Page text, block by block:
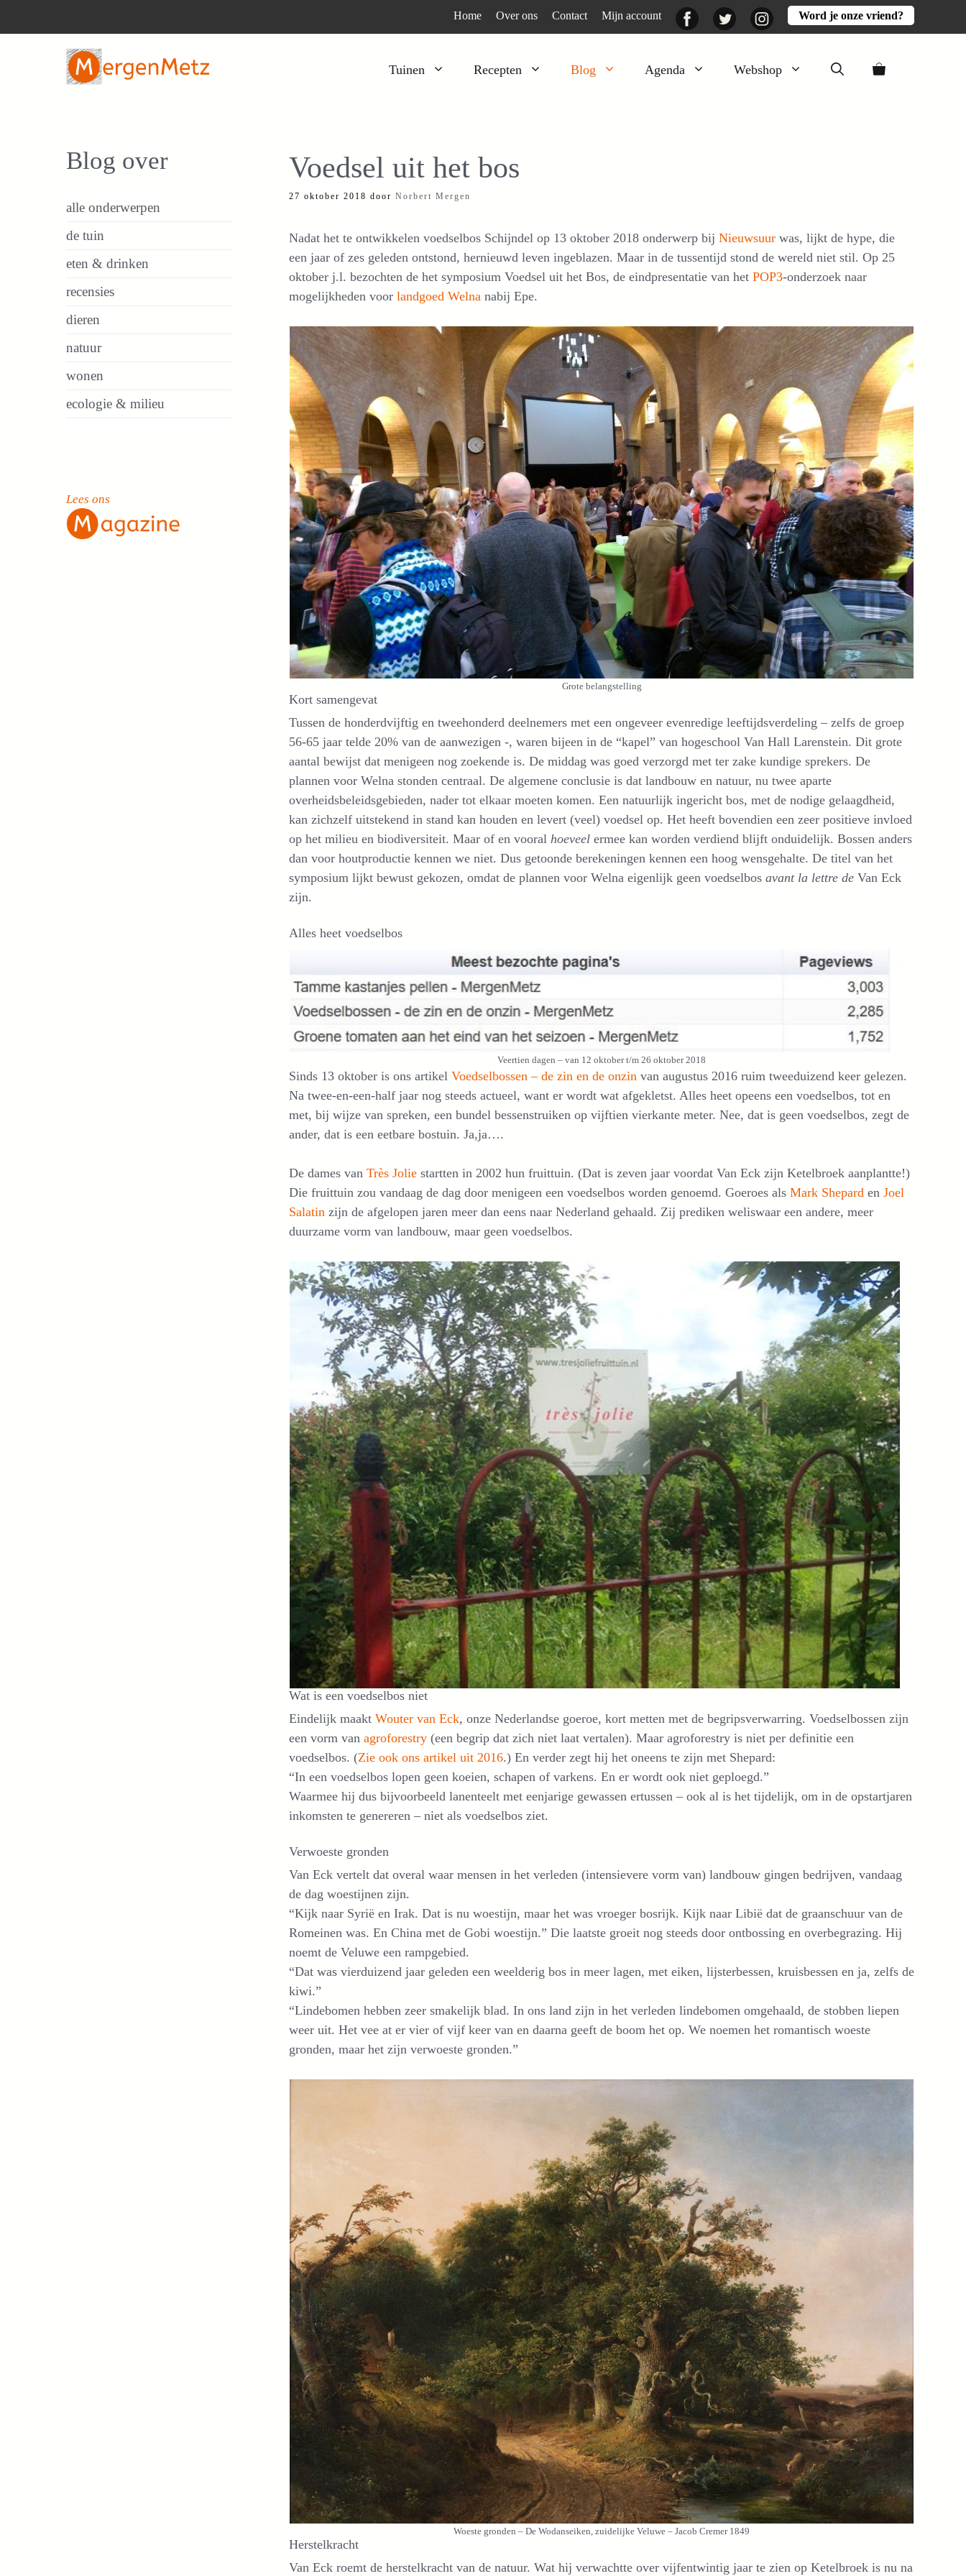
Home Over ons Contact Mijn account FacebookTwitter InstagramWord je onze vriend?
Tuinen Recepten Blog Agenda Webshop
Kruiden
Moestuin
Voedselbos Wortelgroenten
Bladgroenten
Lekker
Voedsel uit het bos
27 oktober 2018 door Norbert Mergen
Nadat het te ontwikkelen voedselbos Schijndel op 13 oktober 2018 onderwerp bij Nieuwsuur was, lijkt de hype, die
een jaar of zes geleden ontstond, hernieuwd leven ingeblazen. Maar in de tussentijd stond de wereld niet stil. Op 25
oktober j.l. bezochten de het symposium Voedsel uit het Bos, de eindpresentatie van het POP3-onderzoek naar
mogelijkheden voor landgoed Welna nabij Epe.
Grote belangstelling
Kort samengevat
Tussen de honderdvijftig en tweehonderd deelnemers met een ongeveer evenredige leeftijdsverdeling – zelfs de groep
56-65 jaar telde 20% van de aanwezigen -, waren bijeen in de “kapel” van hogeschool Van Hall Larenstein. Dit grote
aantal bewijst dat menigeen nog zoekende is. De middag was goed verzorgd met ter zake kundige sprekers. De
plannen voor Welna stonden centraal. De algemene conclusie is dat landbouw en natuur, nu twee aparte
overheidsbeleidsgebieden, nader tot elkaar moeten komen. Een natuurlijk ingericht bos, met de nodige gelaagdheid,
kan zichzelf uitstekend in stand kan houden en levert (veel) voedsel op. Het heeft bovendien een zeer positieve invloed
op het milieu en biodiversiteit. Maar of en vooral hoeveel ermee kan worden verdiend blijft onduidelijk. Bossen anders
dan voor houtproductie kennen we niet. Dus getoonde berekeningen kennen een hoog wensgehalte. De titel van het
symposium lijkt bewust gekozen, omdat de plannen voor Welna eigenlijk geen voedselbos avant la lettre de Van Eck
zijn.
Alles heet voedselbos
Veertien dagen – van 12 oktober t/m 26 oktober 2018
Sinds 13 oktober is ons artikel Voedselbossen – de zin en de onzin van augustus 2016 ruim tweeduizend keer gelezen.
Na twee-en-een-half jaar nog steeds actueel, want er wordt wat afgekletst. Alles heet opeens een voedselbos, tot en
met, bij wijze van spreken, een bundel bessenstruiken op vijftien vierkante meter. Nee, dat is geen voedselbos, zegt de
ander, dat is een eetbare bostuin. Ja,ja….
De dames van Très Jolie startten in 2002 hun fruittuin. (Dat is zeven jaar voordat Van Eck zijn Ketelbroek aanplantte!)
Die fruittuin zou vandaag de dag door menigeen een voedselbos worden genoemd. Goeroes als Mark Shepard en Joel
Salatin zijn de afgelopen jaren meer dan eens naar Nederland gehaald. Zij prediken weliswaar een andere, meer
duurzame vorm van landbouw, maar geen voedselbos.
Wat is een voedselbos niet
Eindelijk maakt Wouter van Eck, onze Nederlandse goeroe, kort metten met de begripsverwarring. Voedselbossen zijn
een vorm van agroforestry (een begrip dat zich niet laat vertalen). Maar agroforestry is niet per definitie een
voedselbos. (Zie ook ons artikel uit 2016.) En verder zegt hij het oneens te zijn met Shepard:
“In een voedselbos lopen geen koeien, schapen of varkens. En er wordt ook niet geploegd.”
Waarmee hij dus bijvoorbeeld lanenteelt met eenjarige gewassen ertussen – ook al is het tijdelijk, om in de opstartjaren
inkomsten te genereren – niet als voedselbos ziet.
Verwoeste gronden
Van Eck vertelt dat overal waar mensen in het verleden (intensievere vorm van) landbouw gingen bedrijven, vandaag
de dag woestijnen zijn.
“Kijk naar Syrië en Irak. Dat is nu woestijn, maar het was vroeger bosrijk. Kijk naar Libië dat de graanschuur van de
Romeinen was. En China met de Gobi woestijn.” Die laatste groeit nog steeds door ontbossing en overbegrazing. Hij
noemt de Veluwe een rampgebied.
“Dat was vierduizend jaar geleden een weelderig bos in meer lagen, met eiken, lijsterbessen, kruisbessen en ja, zelfs de
kiwi.”
“Lindebomen hebben zeer smakelijk blad. In ons land zijn in het verleden lindebomen omgehaald, de stobben liepen
weer uit. Het vee at er vier of vijf keer van en daarna geeft de boom het op. We noemen het romantisch woeste
gronden, maar het zijn verwoeste gronden.”
Woeste gronden – De Wodanseiken, zuidelijke Veluwe – Jacob Cremer 1849
Herstelkracht
Van Eck roemt de herstelkracht van de natuur. Wat hij verwachtte over vijfentwintig jaar te zien op Ketelbroek is nu na
Blog over
alle onderwerpen
de tuin
eten & drinken
recensies
dieren
natuur
wonen
ecologie & milieu
Lees ons